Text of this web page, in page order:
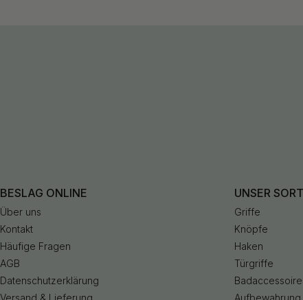
BESLAG ONLINE
Über uns
Kontakt
Häufige Fragen
AGB
Datenschutzerklärung
Versand & Lieferung
UNSER
Griffe
Knöpfe
Haken
Türgriffe
Aufbewahrung